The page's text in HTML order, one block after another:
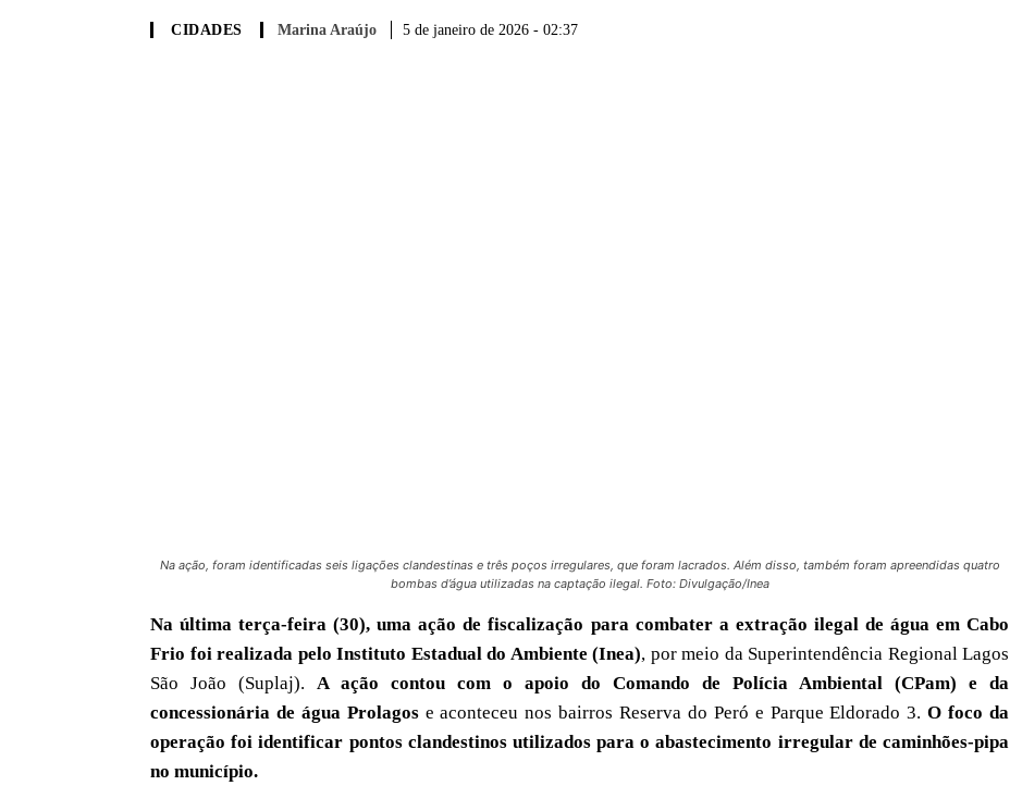
CIDADES Marina Araújo 5 de janeiro de 2026 - 02:37
Na ação, foram identificadas seis ligações clandestinas e três poços irregulares, que foram lacrados. Além disso, também foram apreendidas quatro
bombas d’água utilizadas na captação ilegal. Foto: Divulgação/Inea
Na última terça-feira (30), uma ação de fiscalização para combater a extração ilegal de água em Cabo
Frio foi realizada pelo Instituto Estadual do Ambiente (Inea), por meio da Superintendência Regional Lagos
São João (Suplaj). A ação contou com o apoio do Comando de Polícia Ambiental (CPam) e da
concessionária de água Prolagose aconteceu nos bairros Reserva do Peró e Parque Eldorado 3.O foco da
operação foi identificar pontos clandestinos utilizados para o abastecimento irregular de caminhões-pipa
no município.